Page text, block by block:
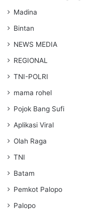
Madina
Bintan
NEWS MEDIA
REGIONAL
TNI-POLRI
mama rohel
Pojok Bang Sufi
Aplikasi Viral
Olah Raga
TNI
Batam
Pemkot Palopo
Palopo